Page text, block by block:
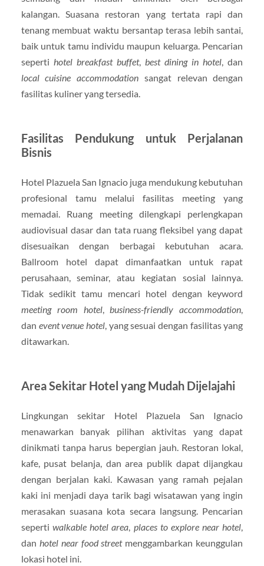
kalangan. Suasana restoran yang tertata rapi dan
tenang membuat waktu bersantap terasa lebih santai,
baik untuk tamu individu maupun keluarga. Pencarian
seperti hotel breakfast buffet,best dining in hotel, dan
local cuisine accommodation sangat relevan dengan
fasilitas kuliner yang tersedia.
Fasilitas Pendukung untuk Perjalanan
Bisnis
Hotel Plazuela San Ignacio juga mendukung kebutuhan
profesional tamu melalui fasilitas meeting yang
memadai. Ruang meeting dilengkapi perlengkapan
audiovisual dasar dan tata ruang fleksibel yang dapat
disesuaikan dengan berbagai kebutuhan acara.
Ballroom hotel dapat dimanfaatkan untuk rapat
perusahaan, seminar, atau kegiatan sosial lainnya.
Tidak sedikit tamu mencari hotel dengan keyword
meeting room hotel,business-friendly accommodation,
dan event venue hotel, yang sesuai dengan fasilitas yang
ditawarkan.
Area Sekitar Hotel yang Mudah Dijelajahi
Lingkungan sekitar Hotel Plazuela San Ignacio
menawarkan banyak pilihan aktivitas yang dapat
dinikmati tanpa harus bepergian jauh. Restoran lokal,
kafe, pusat belanja, dan area publik dapat dijangkau
dengan berjalan kaki. Kawasan yang ramah pejalan
kaki ini menjadi daya tarik bagi wisatawan yang ingin
merasakan suasana kota secara langsung. Pencarian
seperti walkable hotel area, places to explore near hotel,
dan hotel near food streetmenggambarkan keunggulan
lokasi hotel ini.